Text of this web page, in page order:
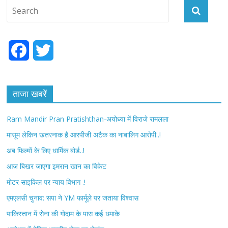
c
b
o
o
t
e
r
ताजा खबरें
Ram Mandir Pran Pratishthan-अयोध्या में विराजे रामलला
मासूम लेकिन खतरनाक है आरपीजी अटैक का नाबालिग आरोपी..!
अब फिल्मों के लिए धार्मिक बोर्ड..!
आज बिखर जाएगा इमरान खान का विकेट
मोटर साइकिल पर न्याय विभाग .!
एमएलसी चुनाव: सपा ने YM फार्मूले पर जताया विश्वास
पाकिस्तान में सेना की गोदाम के पास कई धमाके